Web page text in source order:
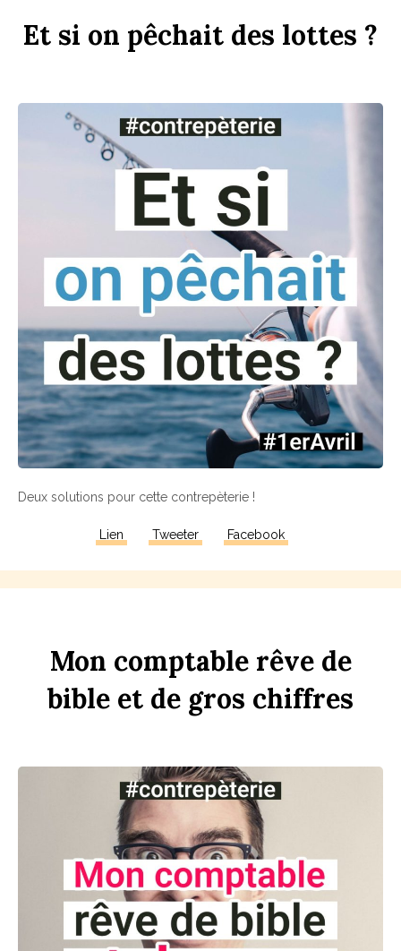
Et si on pêchait des lottes ?
Deux solutions pour cette contrepèterie !
Lien Tweeter Facebook
Mon comptable rêve de
bible et de gros chiffres